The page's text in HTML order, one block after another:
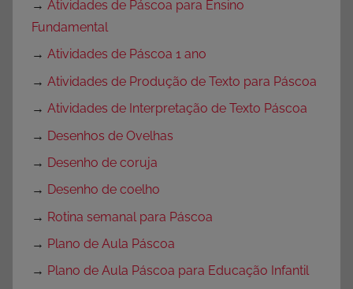
→ Atividades de Páscoa para Ensino
Fundamental
→ Atividades de Páscoa 1 ano
→ Atividades de Produção de Texto para Páscoa
→ Atividades de Interpretação de Texto Páscoa
→ Desenhos de Ovelhas
→ Desenho de coruja
→ Desenho de coelho
→ Rotina semanal para Páscoa
→ Plano de Aula Páscoa
→ Plano de Aula Páscoa para Educação Infantil